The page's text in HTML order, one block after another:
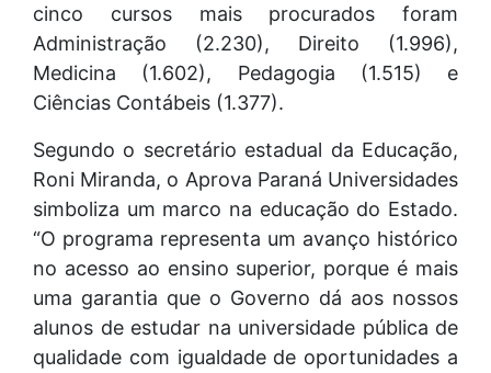
cinco cursos mais procurados foram
Administração (2.230), Direito (1.996),
Medicina (1.602), Pedagogia (1.515) e
Ciências Contábeis (1.377).
Segundo o secretário estadual da Educação,
Roni Miranda, o Aprova Paraná Universidades
simboliza um marco na educação do Estado.
“O programa representa um avanço histórico
no acesso ao ensino superior, porque é mais
uma garantia que o Governo dá aos nossos
alunos de estudar na universidade pública de
qualidade com igualdade de oportunidades a